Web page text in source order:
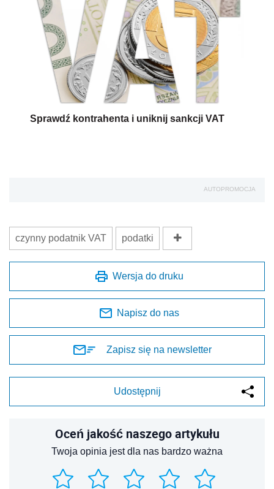
Sprawdź kontrahenta i uniknij sankcji VAT
AUTOPROMOCJA
czynny podatnik VAT podatki
Wersja do druku
Napisz do nas
Zapisz się na newsletter
Udostępnij
Oceń jakość naszego artykułu
Twoja opinia jest dla nas bardzo ważna